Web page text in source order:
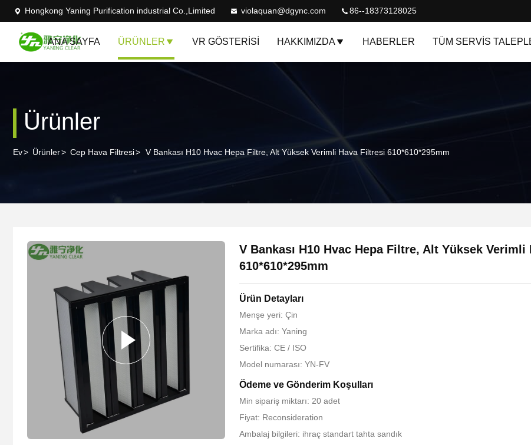
Hongkong Yaning Purification industrial Co.,Limited violaquan@dgync.com 86--18373128025
ANA SAYFA ÜRÜNLER VR GÖSTERISI HAKKIMIZDA HABERLER TÜM SERVIS
Ürünler
Ev> Ürünler> Cep Hava Filtresi> V Bankası H10 Hvac Hepa Filtre, Alt Yüksek Verimli Hava Filtresi 610*610*295mm
V Bankası H10 Hvac Hepa Filtre, Alt Yüksek
610*610*295mm
Ürün Detayları
Menşe yeri: Çin
Marka adı: Yaning
Sertifika: CE / ISO
Model numarası: YN-FV
Ödeme ve Gönderim Koşulları
Min sipariş miktarı: 20 adet
Fiyat: Reconsideration
Ambalaj bilgileri: ihraç standart tahta sandık